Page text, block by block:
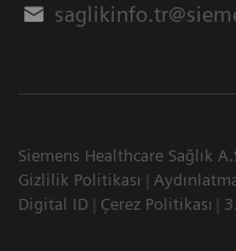
Siemens Healthcare Sağlık
Gizlilik Politikası
Digital ID
Çerez Politikası